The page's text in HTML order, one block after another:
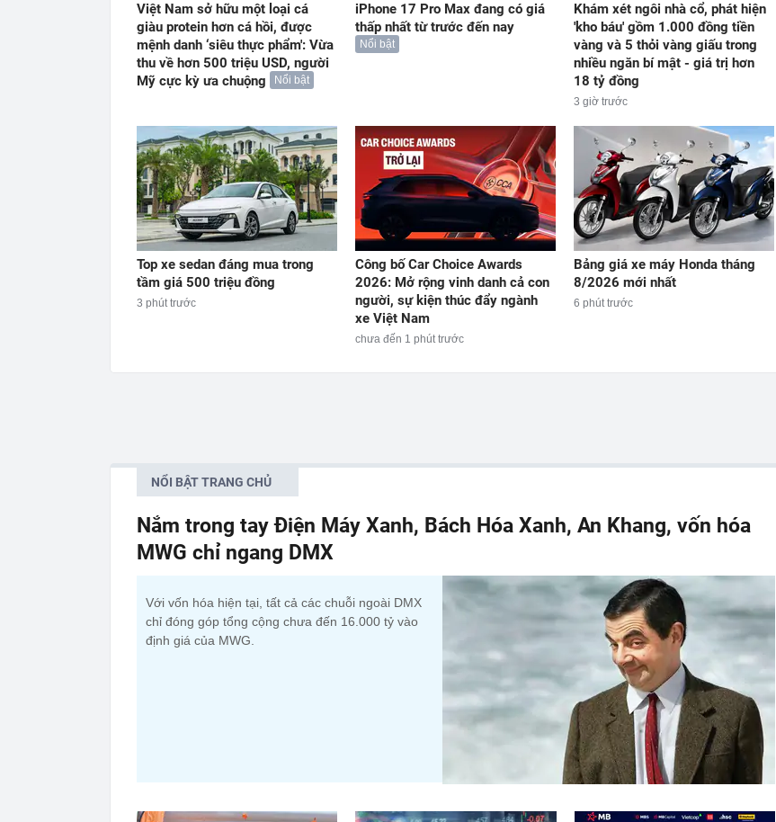
Việt Nam sở hữu một loại cá
giàu protein hơn cá hồi, được
mệnh danh ‘siêu thực phẩm': Vừa
thu về hơn 500 triệu USD, người
Mỹ cực kỳ ưa chuộng
Nổi bật
iPhone 17 Pro Max đang có giá
thấp nhất từ trước đến nay
Nổi bật
Khám xét ngôi nhà cổ, phát hiện
'kho báu' gồm 1.000 đồng tiền
vàng và 5 thỏi vàng giấu trong
nhiều ngăn bí mật - giá trị hơn
18 tỷ đồng
3 giờ trước
Top xe sedan đáng mua trong
tầm giá 500 triệu đồng
3 phút trước
Công bố Car Choice Awards
2026: Mở rộng vinh danh cả con
người, sự kiện thúc đẩy ngành
xe Việt Nam
chưa đến 1 phút trước
Bảng giá xe máy Honda tháng
8/2026 mới nhất
6 phút trước
NỔI BẬT TRANG CHỦ
Nắm trong tay Điện Máy Xanh, Bách Hóa Xanh, An Khang, vốn hóa
MWG chỉ ngang DMX
Với vốn hóa hiện tại, tất cả các chuỗi ngoài DMX
chỉ đóng góp tổng cộng chưa đến 16.000 tỷ vào
định giá của MWG.